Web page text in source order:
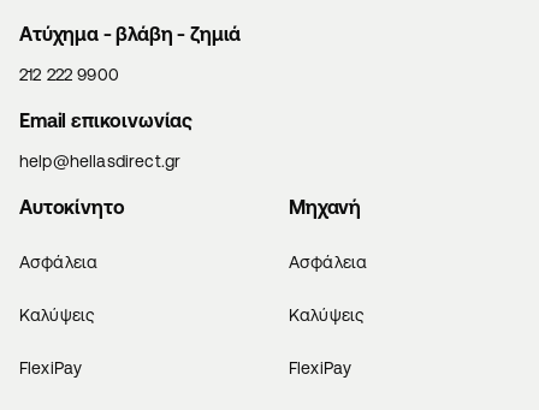
Aτύχημα - βλάβη - ζημιά
212 222 9900
Email επικοινωνίας
help@hellasdirect.gr
Αυτοκίνητο
Ασφάλεια
Καλύψεις
FlexiPay
Μηχανή
Ασφάλεια
Καλύψεις
FlexiPay